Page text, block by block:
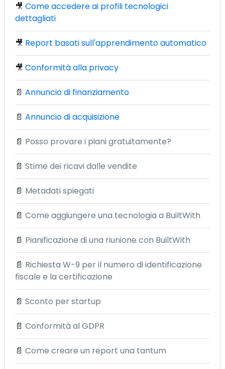
🎥 Come accedere ai profili tecnologici
dettagliati
🎥 Report basati sull'apprendimento automatico
🎥 Conformità alla privacy
📄 Annuncio di finanziamento
📄 Annuncio di acquisizione
📄 Posso provare i piani gratuitamente?
📄 Stime dei ricavi dalle vendite
📄 Metadati spiegati
📄 Come aggiungere una tecnologia a BuiltWith
📄 Pianificazione di una riunione con BuiltWith
📄 Richiesta W-9 per il numero di identificazione
fiscale e la certificazione
📄 Sconto per startup
📄 Conformità al GDPR
📄 Come creare un report una tantum